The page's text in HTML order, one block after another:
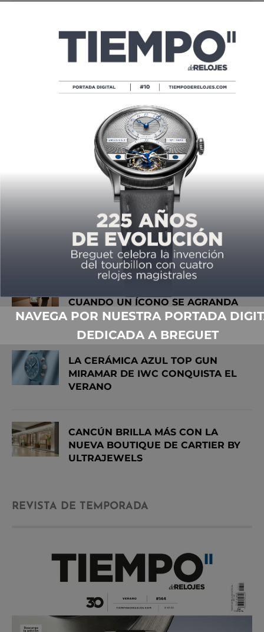
ARTÍCULO ANTERIOR
CONVENCIONAL, O TE AMAN O
SIGUIENTE ARTÍCULO
MB&F VUELA PARA ELLAS
03/15/2019
LO MÁS VISTO
CUANDO UN ÍCONO SE AGRANDA
LA CERÁMICA AZUL TOP GUN
MIRAMAR DE IWC CONQUISTA EL
VERANO
CANCÚN BRILLA MÁS CON LA
NUEVA BOUTIQUE DE CARTIER BY
ULTRAJEWELS
REVISTA DE TEMPORADA
NAVEGA POR NUESTRA PORTADA
DEDICADA A BREGUET